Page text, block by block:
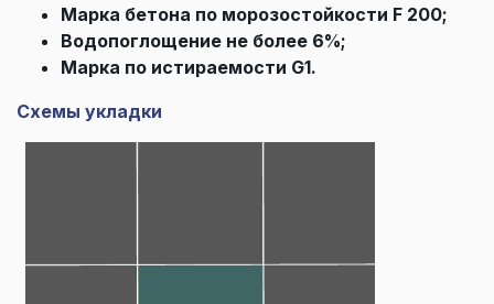
Марка бетона по морозостойкости F 200;
Водопоглощение не более 6%;
Марка по истираемости G1.
Схемы укладки